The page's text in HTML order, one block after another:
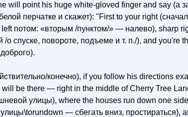
will point his huge white-gloved finger and say (а
перчатке и скажет): "First to your right
left потом: «вторым /пунктом/» — налево), sharp
/о спуске, повороте, подъеме и т. п./), and
конечно), if you follow his directions
will be there — right in the middle of Cherry Tree
улицы), where the houses run down one side
— сбегать вниз, простираться),